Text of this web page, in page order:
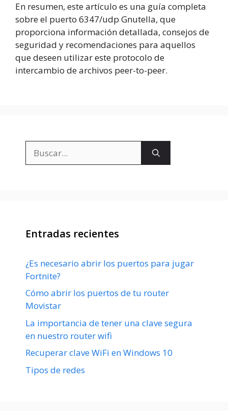
En resumen, este artículo es una guía completa
sobre el puerto 6347/udp Gnutella, que
proporciona información detallada, consejos de
seguridad y recomendaciones para aquellos
que deseen utilizar este protocolo de
intercambio de archivos peer-to-peer.
Entradas recientes
¿Es necesario abrir los puertos para jugar
Fortnite?
Cómo abrir los puertos de tu router
Movistar
La importancia de tener una clave segura
en nuestro router wifi
Recuperar clave WiFi en Windows 10
Tipos de redes